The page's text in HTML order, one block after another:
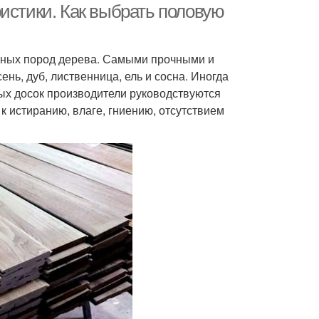
Как выбрать половую
пород дерева. Самыми прочными и
дуб, лиственница, ель и сосна. Иногда
досок производители руководствуются
истиранию, влаге, гниению, отсутствием